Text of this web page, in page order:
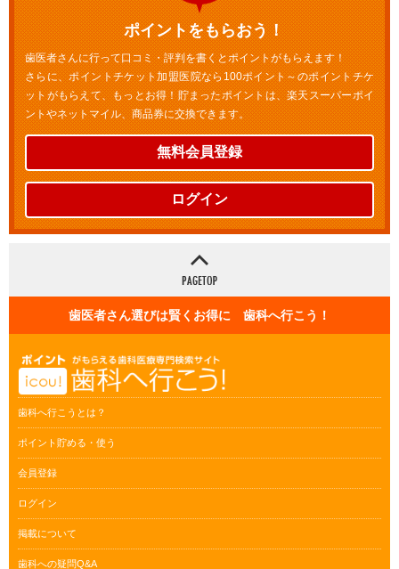
ポイントをもらおう！
歯医者さんに行って口コミ・評判を書くとポイントがもらえます！
さらに、ポイントチケット加盟医院なら100ポイント～のポイントチケ
ットがもらえて、もっとお得！貯まったポイントは、楽天スーパーポイ
ントやネットマイル、商品券に交換できます。
無料会員登録
ログイン
歯医者さん選びは賢くお得に 歯科へ行こう！
歯科へ行こうとは？
ポイント貯める・使う
会員登録
ログイン
掲載について
歯科への疑問Q&A